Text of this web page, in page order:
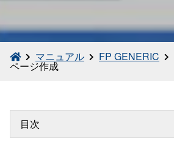
マニュアル FP GENERIC
ページ作成
目次